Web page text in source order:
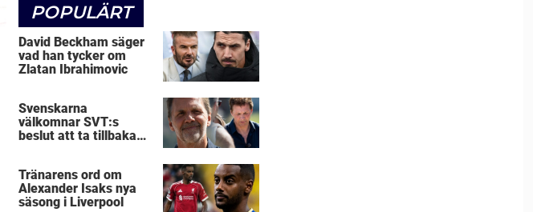
POPULÄRT
David Beckham säger
vad han tycker om
Zlatan Ibrahimovic
Svenskarna
välkomnar SVT:s
beslut att ta tillbaka
Tränarens ord om
Alexander Isaks nya
säsong i Liverpool